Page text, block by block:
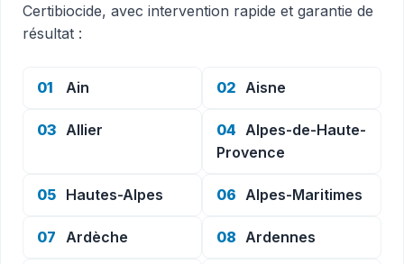
Certibiocide, avec intervention rapide et garantie de
résultat :
01 Ain 02 Aisne
03 Allier 04 Alpes-de-Haute-
Provence
05 Hautes-Alpes 06 Alpes-Maritimes
07 Ardèche 08 Ardennes